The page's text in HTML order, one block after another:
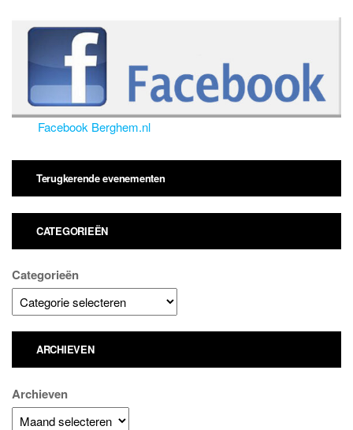
Facebook Berghem.nl
Terugkerende evenementen
CATEGORIEËN
Categorieën
ARCHIEVEN
Archieven